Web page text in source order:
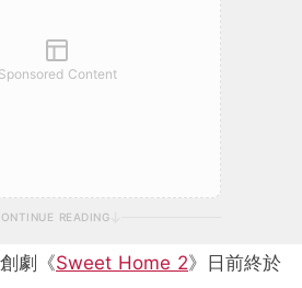
Sponsored Content
READING
劇《Sweet Home 2》日前終於